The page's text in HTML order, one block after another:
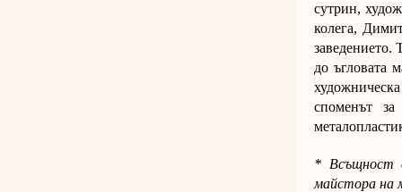
сутрин,
колега,
заведението.
до ъгловата
споменът
* Всъщност
майстора на